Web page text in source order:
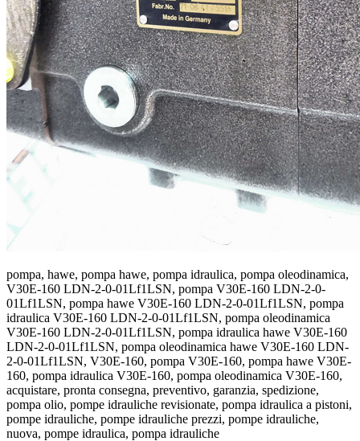
pompa, hawe, pompa hawe, pompa idraulica, pompa oleodinamica,
V30E-160 LDN-2-0-01Lf1LSN, pompa V30E-160 LDN-2-0-
01Lf1LSN, pompa hawe V30E-160 LDN-2-0-01Lf1LSN, pompa
idraulica V30E-160 LDN-2-0-01Lf1LSN, pompa oleodinamica
V30E-160 LDN-2-0-01Lf1LSN, pompa idraulica hawe V30E-160
LDN-2-0-01Lf1LSN, pompa oleodinamica hawe V30E-160 LDN-
2-0-01Lf1LSN, V30E-160, pompa V30E-160, pompa hawe V30E-
160, pompa idraulica V30E-160, pompa oleodinamica V30E-160,
acquistare, pronta consegna, preventivo, garanzia, spedizione,
pompa olio, pompe idrauliche revisionate, pompa idraulica a pistoni,
pompe idrauliche, pompe idrauliche prezzi, pompe idrauliche,
nuova, pompe idraulica, pompa idrauliche